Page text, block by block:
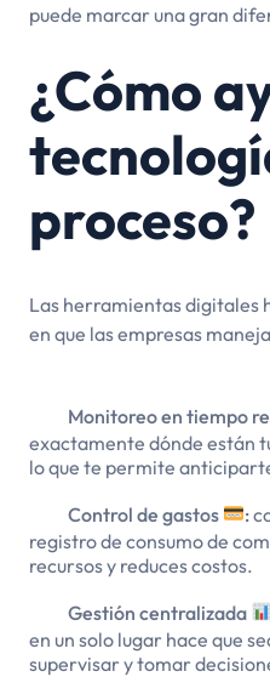
puede marcar una gran
¿Cómo
proceso?
Las herramientas digitales
en que las empresas
Monitoreo en tiempo
exactamente dónde están
lo que te permite
Control de gastos
:
registro de consumo de
recursos y reduces costos.
Gestión centralizada
en un solo lugar hace que
supervisar y tomar